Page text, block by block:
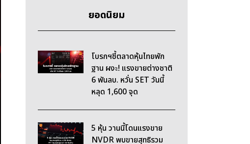
ยอดนิยม
โบรกฯชี้ตลาดหุ้นไทยพัก
ฐาน ผงะ! แรงขายต่างชาติ
6 พันลบ. หวั่น SET วันนี้
หลุด 1,600 จุด
5 หุ้น วานนี้โดนแรงขาย
NVDR พบขายสุทธิรวม